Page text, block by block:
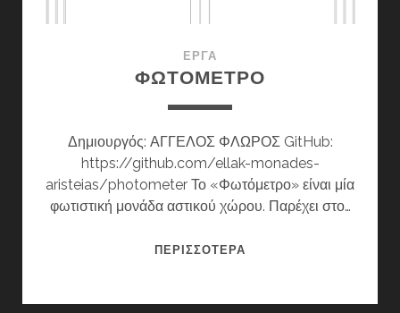
ΈΡΓΑ
ΦΩΤΟΜΕΤΡΟ
Δημιουργός: ΑΓΓΕΛΟΣ ΦΛΩΡΟΣ GitHub:
https://github.com/ellak-monades-
aristeias/photometer Το «Φωτόμετρο» είναι μία
φωτιστική μονάδα αστικού χώρου. Παρέχει στο…
ΠΕΡΙΣΣΌΤΕΡΑ